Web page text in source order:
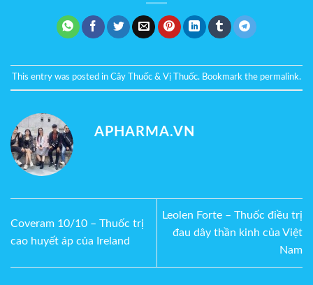
This entry was posted in Cây Thuốc & Vị Thuốc. Bookmark the permalink.
APHARMA.VN
Coveram 10/10 – Thuốc trị
cao huyết áp của Ireland
Leolen Forte – Thuốc điều trị
đau dây thần kinh của Việt
Nam